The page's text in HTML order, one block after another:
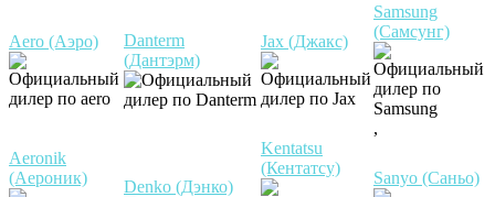
Aero (Аэро)
Danterm
(Дантэрм)
Jax (Джакс)
Samsung
(Самсунг)
,
Aeronik
(Аероник)
Denko (Дэнко)
Kentatsu
(Кентатсу)
Sanyo (Саньо)